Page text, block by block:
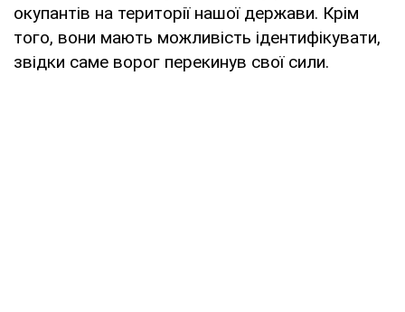
окупантів на території нашої держави. Крім
того, вони мають можливість ідентифікувати,
звідки саме ворог перекинув свої сили.